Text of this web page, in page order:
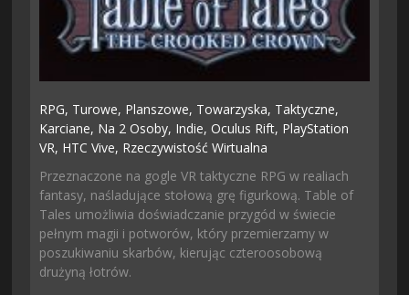
RPG, Turowe, Planszowe, Towarzyska, Taktyczne,
Karciane, Na 2 Osoby, Indie,Oculus Rift, PlayStation
VR, HTC Vive, Rzeczywistość Wirtualna
Przeznaczone na gogle VR taktyczne RPG w realiach
fantasy, naśladujące stołową grę figurkową. Table of
Tales umożliwia doświadczanie przygód w świecie
pełnym magii i potworów, który przemierzamy w
poszukiwaniu skarbów, kierując czteroosobową
drużyną łotrów.